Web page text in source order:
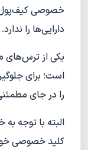
خصوصی کیف‌پول،
دارایی‌ها را ندارد.
یکی از
است؛ برای
را در جای
البته با توجه
کلید خصوصی